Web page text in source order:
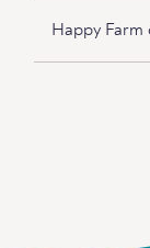
Happy Farm